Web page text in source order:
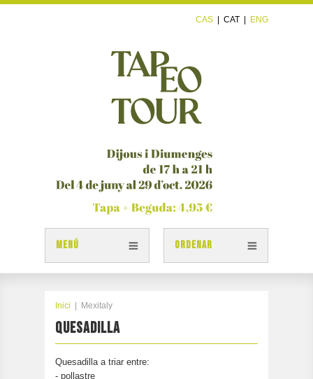
CAS CAT ENG
MENÚ
TAPES
PLÀNOL TAPEOTOUR
PARTICIPA
CONTACTAR
ORDENAR
Inici Mexitaly
QUESADILLA
Quesadilla a triar entre:
- pollastre